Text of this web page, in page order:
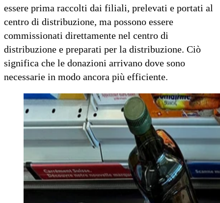
essere prima raccolti dai filiali, prelevati e portati al
centro di distribuzione, ma possono essere
commissionati direttamente nel centro di
distribuzione e preparati per la distribuzione. Ciò
significa che le donazioni arrivano dove sono
necessarie in modo ancora più efficiente.